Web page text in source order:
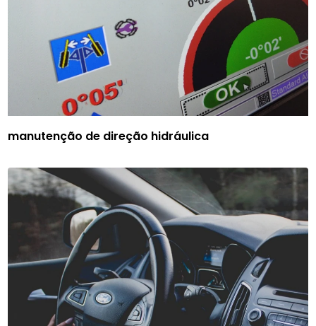
manutenção de direção hidráulica